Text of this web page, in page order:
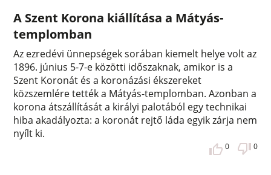
A Szent Korona kiállítása a Mátyás-
templomban
Az ezredévi ünnepségek sorában kiemelt helye volt az
1896. június 5-7-e közötti időszaknak, amikor is a
Szent Koronát és a koronázási ékszereket
közszemlére tették a Mátyás-templomban. Azonban a
korona átszállítását a királyi palotából egy technikai
hiba akadályozta: a koronát rejtő láda egyik zárja nem
nyílt ki.
0 0